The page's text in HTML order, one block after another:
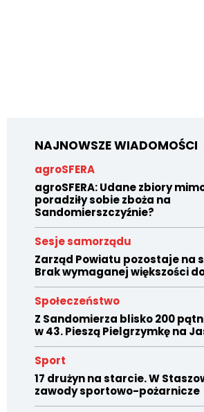
NAJNOWSZE WIADOMOŚCI
agroSFERA
agroSFERA: Udane zbiory
poradziły sobie zboża na
Sandomierszczyźnie?
Sesje samorządu
Zarząd Powiatu pozostaje na
Brak wymaganej większości
Społeczeństwo
Z Sandomierza blisko 200
w 43. Pieszą Pielgrzymkę na
Sport
17 drużyn na starcie. W
zawody sportowo-pożarnicze